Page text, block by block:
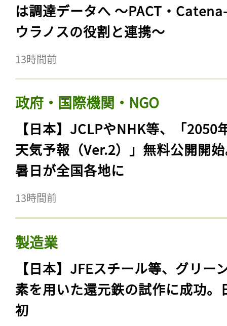
は調達データへ 〜PACT・
ウラノスの役割と連携〜
13時間前
政府・国際機関・NGO
【日本】JCLPやNHK等、「2050
天気予報（Ver.2）」無料公開開
暑日が全国各地に
13時間前
製造業
【日本】JFEスチール等、グリー
素を用いた還元鉄の試作に成功。
初